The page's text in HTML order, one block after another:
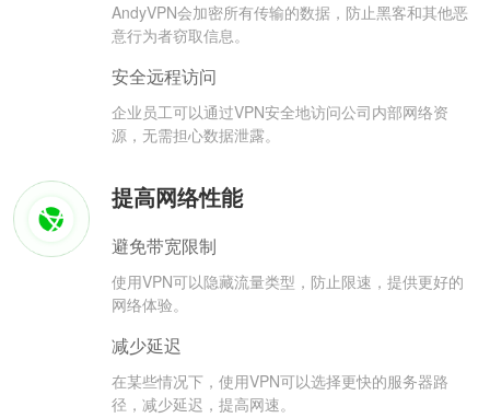
AndyVPN会加密所有传输的数据，防止黑客和其他恶
意行为者窃取信息。
安全远程访问
企业员工可以通过VPN安全地访问公司内部网络资
源，无需担心数据泄露。
提高网络性能
避免带宽限制
使用VPN可以隐藏流量类型，防止限速，提供更好的
网络体验。
减少延迟
在某些情况下，使用VPN可以选择更快的服务器路
径，减少延迟，提高网速。